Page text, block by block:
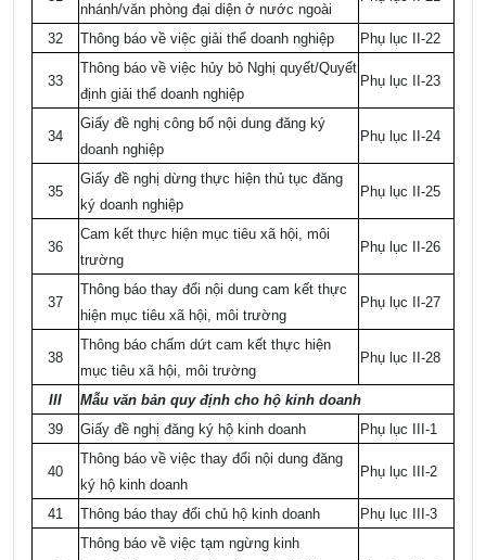
nhánh/văn phòng đại diện ở nước ngoài
32 Thông báo về việc giải thể doanh nghiệp Phụ lục II-22
33
Thông báo về việc hủy bỏ Nghị quyết/Quyết
định giải thể doanh nghiệp
Phụ lục II-23
34
Giấy đề nghị công bố nội dung đăng ký
doanh nghiệp
Phụ lục II-24
35
Giấy đề nghị dừng thực hiện thủ tục đăng
ký doanh nghiệp
Phụ lục II-25
36
Cam kết thực hiện mục tiêu xã hội, môi
trường
Phụ lục II-26
37
Thông báo thay đổi nội dung cam kết thực
hiện mục tiêu xã hội, môi trường
Phụ lục II-27
38
Thông báo chấm dứt cam kết thực hiện
mục tiêu xã hội, môi trường
Phụ lục II-28
III
Mẫu văn bản quy định cho hộ kinh doanh
39
Giấy đề nghị đăng ký hộ kinh doanh Phụ lục III-1
40
Thông báo về việc thay đổi nội dung đăng
ký hộ kinh doanh
Phụ lục III-2
41 Thông báo thay đổi chủ hộ kinh doanh Phụ lục III-3
Thông báo về việc tạm ngừng kinh